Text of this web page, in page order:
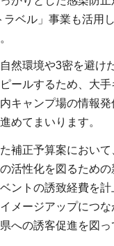
ラベル」事業も活用
然環境や3密を避け
ールするため、大
キャンプ場の情報発
めてまいります。
補正予算案におい
活性化を図るため
ントの誘致経費を計
メージアップにつ
への誘客促進を図っ